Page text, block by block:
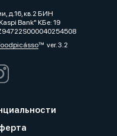
д.16, кв.2 БИН
Bank" КБе: 19
ver. 3.2